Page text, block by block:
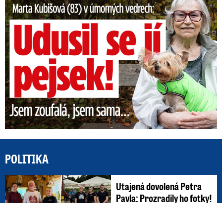
POLITIKA
Utajená dovolená Petra
Pavla: Prozradily ho fotky!